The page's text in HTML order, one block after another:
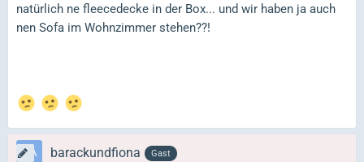
natürlich ne fleecedecke in der Box... und wir haben ja auch
nen Sofa im Wohnzimmer stehen??!
barackundfiona Gast